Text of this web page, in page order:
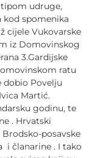
tipom udruge,
kod spomenika
cijele Vukovarske
iz Domovinskog
3.Gardijske
ratu
dobio Povelju
Martić.
godinu, te
. Hrvatski
posavske
i članarine . I tako